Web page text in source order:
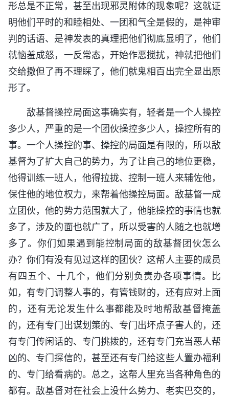
形总是不正常，甚至出现邪灵附体的现象呢？这就证
明他们平时的和睦相处、一团和气全是假的，是神审
判的话语、是神发表的真理把他们彻底显明了，他们
就恼羞成怒，一反常态，开始作恶搅扰，神就把他们
交给撒但了再不理睬了，他们就鬼相百出完全显出原
形了。
敌基督操控局面这事确实有，轻者是一个人操控
多少人，严重的是一个团伙操控多少人，操控所有的
事。一个人操控的事、操控的局面是有限的，所以敌
基督为了扩大自己的势力，为了让自己的地位更稳，
他得训练一班人，他得拉拢、控制一班人来辅佐他，
保住他的地位权力，来帮着他操控局面。敌基督一成
立团伙，他的势力范围就大了，他能操控的事情也就
多了，涉及的面也就广了，所以受害的人随之也就增
多了。你们如果遇到能控制局面的敌基督团伙怎么
办？你们有没有见过这样的团伙？这帮人主要的成员
有四五个、十几个，他们分别负责办各项事情。比
如，有专门调整人事的，有管钱财的，还有应对上面
的，还有无论发生什么事都能及时地帮敌基督掩盖
的，还有专门出谋划策的、专门出坏点子害人的，还
有专门传闲话的、专门挑拨的，还有专门充当恶人帮
凶的、专门探信的，甚至还有专门给这些人置办福利
的、专门给看病的。总之，这帮人里充当各种角色的
都有。敌基督对在社会上没什么势力、老实巴交的，